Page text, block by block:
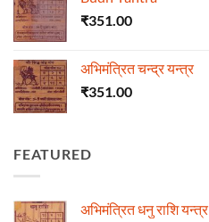
₹351.00
अभिमंत्रित चन्द्र यन्त्र
₹351.00
FEATURED
अभिमंत्रित धनु राशि यन्त्र